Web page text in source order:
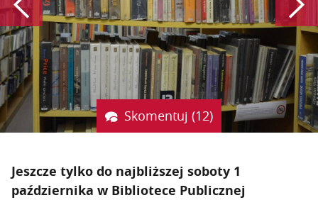
Skomentuj (12)
Jeszcze tylko do najbliższej soboty 1
października w Bibliotece Publicznej